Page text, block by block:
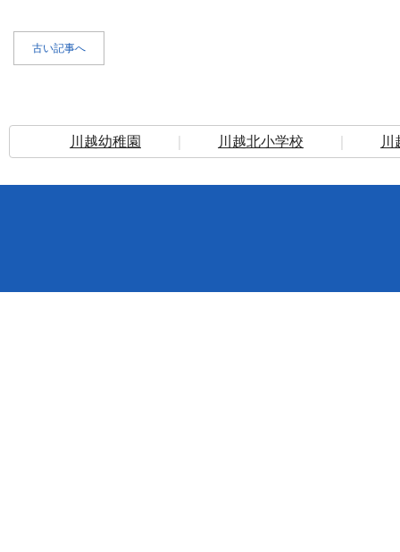
古い記事へ
川越幼稚園 川越北小学校 川